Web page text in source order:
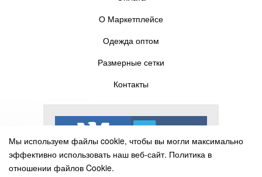
О Маркетплейсе
Одежда оптом
Размерные сетки
Контакты
Мы используем файлы cookie, чтобы вы могли максимально
эффективно использовать наш веб-сайт. Политика в
отношении файлов Cookie.